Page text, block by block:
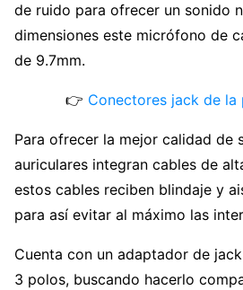
de ruido para ofrecer un sonido
dimensiones este micrófono de
de 9.7mm.
👉 Conectores jack de la
Para ofrecer la mejor calidad de
auriculares integran cables de
estos cables reciben blindaje y
para así evitar al máximo las
Cuenta con un adaptador de
3 polos, buscando hacerlo